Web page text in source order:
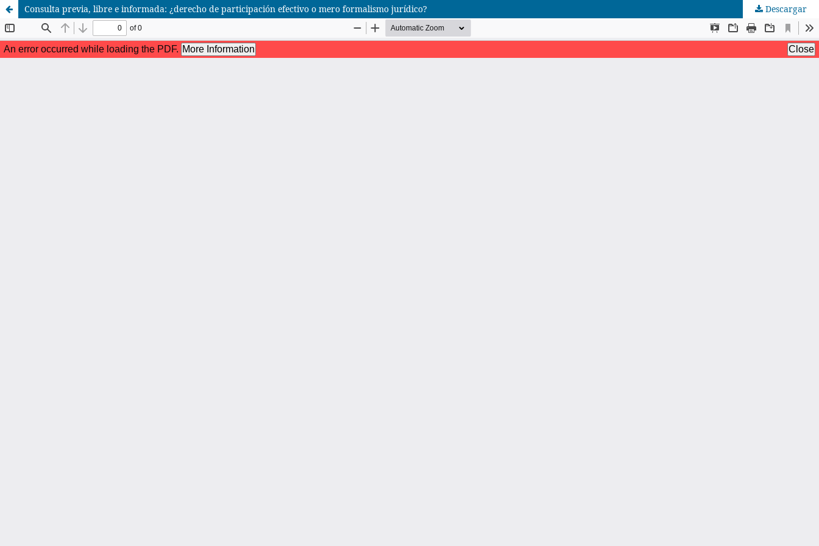
Consulta previa, libre e informada: ¿derecho de participación efectivo o mero formalismo jurídico? Descargar